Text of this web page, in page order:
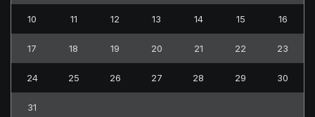
10 11 12 13 14 15 16
17 18 19 20 21 22 23
24 25 26 27 28 29 30
31